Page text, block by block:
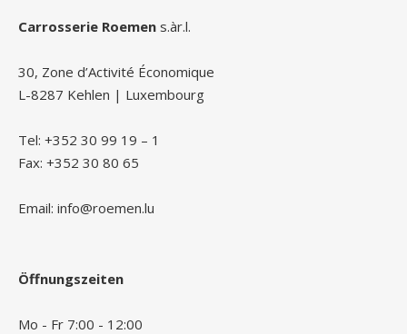
Carrosserie Roemen s.àr.l.
30, Zone d’Activité Économique
L-8287 Kehlen | Luxembourg
Tel: +352 30 99 19 – 1
Fax: +352 30 80 65
Email: info@roemen.lu
Öffnungszeiten
Mo - Fr 7:00 - 12:00